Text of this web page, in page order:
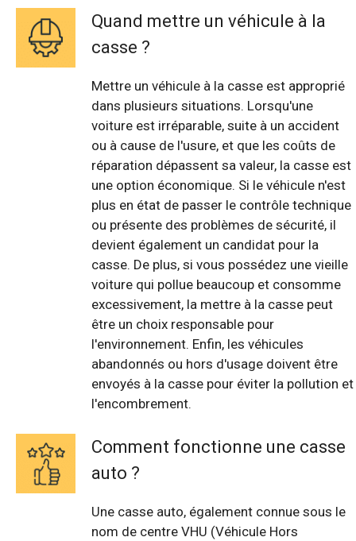
Quand mettre un véhicule à la
casse ?
Mettre un véhicule à la casse est approprié
dans plusieurs situations. Lorsqu'une
voiture est irréparable, suite à un accident
ou à cause de l'usure, et que les coûts de
réparation dépassent sa valeur, la casse est
une option économique. Si le véhicule n'est
plus en état de passer le contrôle technique
ou présente des problèmes de sécurité, il
devient également un candidat pour la
casse. De plus, si vous possédez une vieille
voiture qui pollue beaucoup et consomme
excessivement, la mettre à la casse peut
être un choix responsable pour
l'environnement. Enfin, les véhicules
abandonnés ou hors d'usage doivent être
envoyés à la casse pour éviter la pollution et
l'encombrement.
Comment fonctionne une casse
auto ?
Une casse auto, également connue sous le
nom de centre VHU (Véhicule Hors